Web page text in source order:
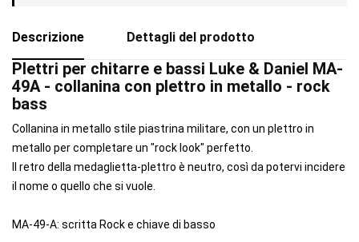
Descrizione Dettagli del prodotto
Plettri per chitarre e bassi Luke & Daniel MA-
49A - collanina con plettro in metallo - rock
bass
Collanina in metallo stile piastrina militare, con un plettro in
metallo per completare un "rock look" perfetto.
Il retro della medaglietta-plettro è neutro, così da potervi incidere
il nome o quello che si vuole.
MA-49-A: scritta Rock e chiave di basso